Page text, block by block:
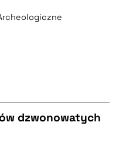
dzwonowatych